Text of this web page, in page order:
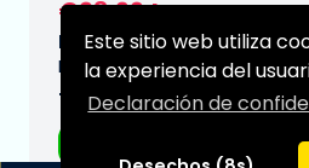
Este sitio web utiliza
la experiencia del
Declaración de
€28,99
Fecha de entrega
N/A
Tipo: